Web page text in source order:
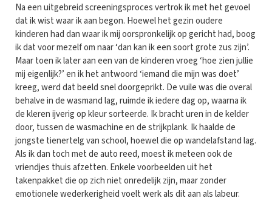
Na een uitgebreid screeningsproces vertrok ik met het gevoel
dat ik wist waar ik aan begon. Hoewel het gezin oudere
kinderen had dan waar ik mij oorspronkelijk op gericht had, boog
ik dat voor mezelf om naar ‘dan kan ik een soort grote zus zijn’.
Maar toen ik later aan een van de kinderen vroeg ‘hoe zien jullie
mij eigenlijk?’ en ik het antwoord ‘iemand die mijn was doet’
kreeg, werd dat beeld snel doorgeprikt. De vuile was die overal
behalve in de wasmand lag, ruimde ik iedere dag op, waarna ik
de kleren ijverig op kleur sorteerde. Ik bracht uren in de kelder
door, tussen de wasmachine en de strijkplank. Ik haalde de
jongste tienertelg van school, hoewel die op wandelafstand lag.
Als ik dan toch met de auto reed, moest ik meteen ook de
vriendjes thuis afzetten. Enkele voorbeelden uit het
takenpakket die op zich niet onredelijk zijn, maar zonder
emotionele wederkerigheid voelt werk als dit aan als labeur.